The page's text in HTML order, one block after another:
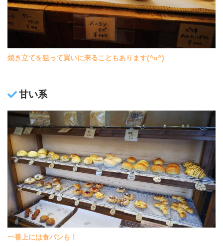
焼き立てを狙って買いに来ることもあります(^o^)
甘い系
一番上には食パンも！